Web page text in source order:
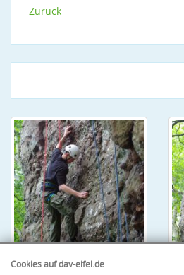
Zurück
Cookies auf dav-eifel.de